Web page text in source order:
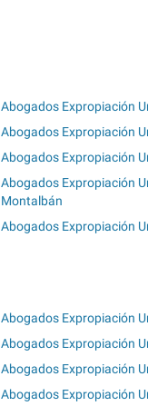
Abogados Expropiación
Abogados Expropiación
Abogados Expropiación
Abogados Expropiación
Montalbán
Abogados Expropiación
Abogados Expropiación
Abogados Expropiación
Abogados Expropiación
Abogados Expropiación